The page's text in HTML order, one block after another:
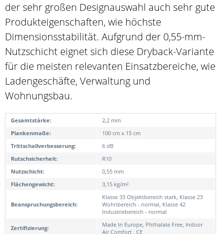
der sehr großen Designauswahl auch sehr gute
Produkteigenschaften, wie höchste
Dimensionsstabilität. Aufgrund der 0,55-mm-
Nutzschicht eignet sich diese Dryback-Variante
für die meisten relevanten Einsatzbereiche, wie
Ladengeschäfte, Verwaltung und
Wohnungsbau.
Gesamtstärke:
2,2 mm
Plankenmaße:
100 cm x 15 cm
Trittschallverbesserung:
6 dB
Rutschsicherheit:
R10
Nutzschicht:
0,55 mm
Flächengewicht:
3,15 kg/m²
Beanspruchungsbereich:
Klasse 33 Objektbereich stark, Klasse 23
Wohnbereich - normal, Klasse 42
Industriebereich - normal
Zertifizierung:
Made In Europe, Phthalate Free, Indoor
Air Comfort , CE